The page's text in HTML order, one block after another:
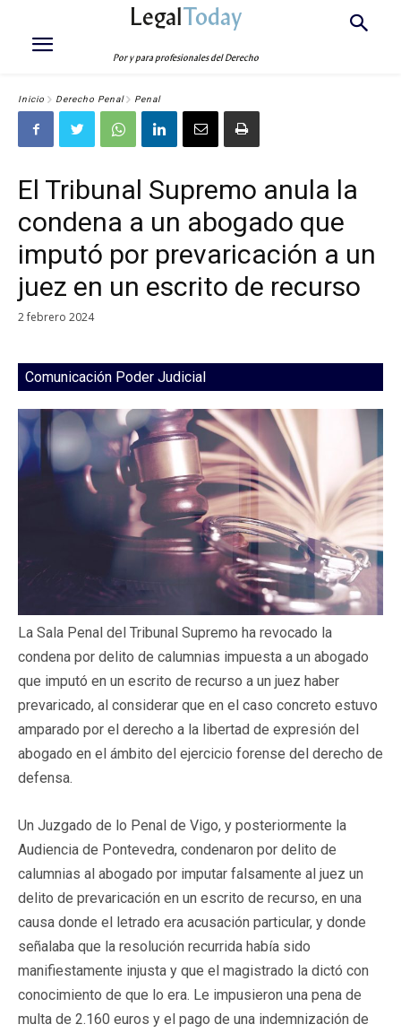
LegalToday
Por y para profesionales del Derecho
Inicio Derecho Penal Penal
El Tribunal Supremo anula la
condena a un abogado que
imputó por prevaricación a un
juez en un escrito de recurso
2 febrero 2024
Comunicación Poder Judicial
La Sala Penal del Tribunal Supremo ha revocado la
condena por delito de calumnias impuesta a un abogado
que imputó en un escrito de recurso a un juez haber
prevaricado, al considerar que en el caso concreto estuvo
amparado por el derecho a la libertad de expresión del
abogado en el ámbito del ejercicio forense del derecho de
defensa.
Un Juzgado de lo Penal de Vigo, y posteriormente la
Audiencia de Pontevedra, condenaron por delito de
calumnias al abogado por imputar falsamente al juez un
delito de prevaricación en un escrito de recurso, en una
causa donde el letrado era acusación particular, y donde
señalaba que la resolución recurrida había sido
manifiestamente injusta y que el magistrado la dictó con
conocimiento de que lo era. Le impusieron una pena de
multa de 2.160 euros y el pago de una indemnización de